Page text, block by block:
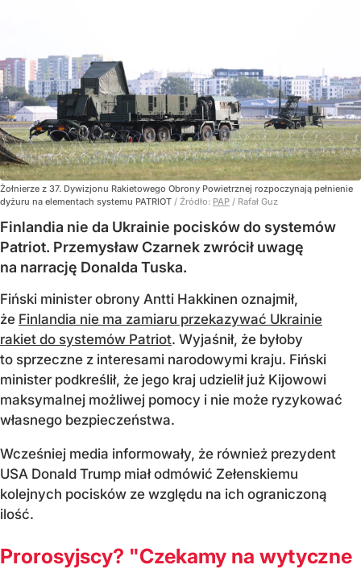
Żołnierze z 37. Dywizjonu Rakietowego Obrony Powietrznej rozpoczynają pełnienie
dyżuru na elementach systemu PATRIOT / Źródło: PAP / Rafał Guz
Finlandia nie da Ukrainie pocisków do systemów
Patriot. Przemysław Czarnek zwrócił uwagę
na narrację Donalda Tuska.
Fiński minister obrony Antti Hakkinen oznajmił,
że Finlandia nie ma zamiaru przekazywać Ukrainie
rakiet do systemów Patriot. Wyjaśnił, że byłoby
to sprzeczne z interesami narodowymi kraju. Fiński
minister podkreślił, że jego kraj udzielił już Kijowowi
maksymalnej możliwej pomocy i nie może ryzykować
własnego bezpieczeństwa.
Wcześniej media informowały, że również prezydent
USA Donald Trump miał odmówić Zełenskiemu
kolejnych pocisków ze względu na ich ograniczoną
ilość.
Prorosyjscy? "Czekamy na wytyczne